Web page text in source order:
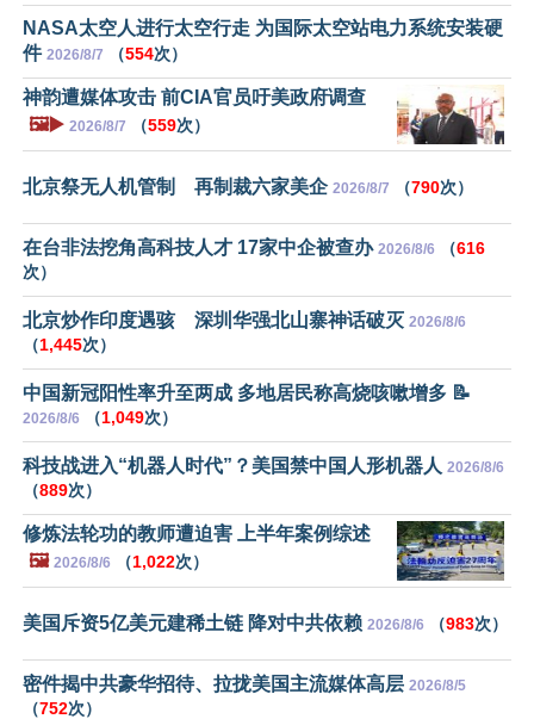
NASA太空人进行太空行走 为国际太空站电力系统安装硬
件 2026/8/7 （554次）
神韵遭媒体攻击 前CIA官员吁美政府调查
🖼️▶️ 2026/8/7 （559次）
北京祭无人机管制 再制裁六家美企 2026/8/7 （790次）
在台非法挖角高科技人才 17家中企被查办 2026/8/6 （616
次）
北京炒作印度遇骇 深圳华强北山寨神话破灭 2026/8/6
（1,445次）
中国新冠阳性率升至两成 多地居民称高烧咳嗽增多 📝
2026/8/6 （1,049次）
科技战进入“机器人时代”？美国禁中国人形机器人 2026/8/6
（889次）
修炼法轮功的教师遭迫害 上半年案例综述
🖼️ 2026/8/6 （1,022次）
美国斥资5亿美元建稀土链 降对中共依赖 2026/8/6 （983次）
密件揭中共豪华招待、拉拢美国主流媒体高层 2026/8/5
（752次）